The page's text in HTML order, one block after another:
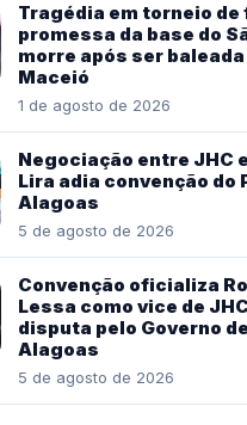
Tragédia em torneio
promessa da base do
morre após ser baleada
Maceió
1 de agosto de 2026
Negociação entre JHC
Lira adia convenção do
Alagoas
5 de agosto de 2026
Convenção oficializa
Lessa como vice de
disputa pelo Governo de
Alagoas
5 de agosto de 2026